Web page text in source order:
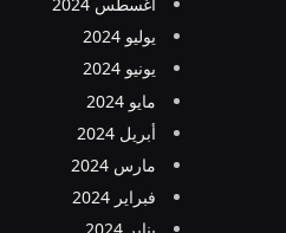
يوليو 2024
يونيو 2024
مايو 2024
أبريل 2024
مارس 2024
فبراير 2024